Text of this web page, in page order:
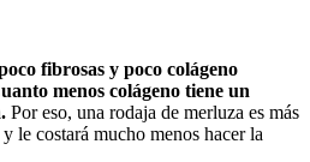
fibrosas y poco colágeno
menos colágeno tiene un
Por eso, una rodaja de merluza es más
le costará mucho menos hacer la